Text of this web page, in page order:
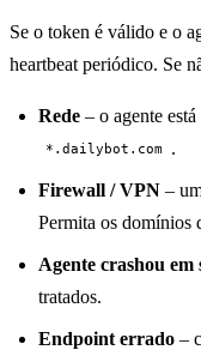
Se o token é válido e o
heartbeat periódico. Se
Rede – o agente
*.dailybot.com .
Firewall / VPN –
Permita os domínios
Agente crashou em
tratados.
Endpoint errado –